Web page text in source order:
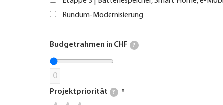
Rundum-Modernisierung
Budgetrahmen in CHF ?
0
Projektpriorität ?